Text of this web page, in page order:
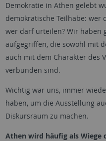
Demokratie in Athen gelebt
demokratische Teilhabe: wer
wer darf urteilen? Wir haben
aufgegriffen, die sowohl mit
auch mit dem Charakter des
verbunden sind.
Wichtig war uns, immer
haben, um die Ausstellung
Diskursraum zu machen.
Athen wird häufig als